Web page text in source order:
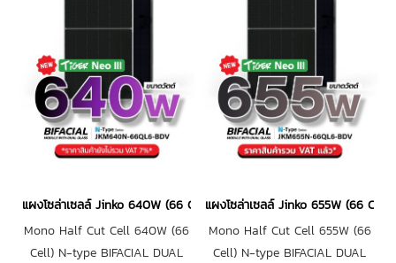
แผงโซล่าเซลล์ Jinko 640W (66 Cell)
Mono Half Cut Cell 640W (66
Cell) N-type BIFACIAL DUAL
แผงโซล่าเซลล์ Jinko 655W (66 Cell)
Mono Half Cut Cell 655W (66
Cell) N-type BIFACIAL DUAL